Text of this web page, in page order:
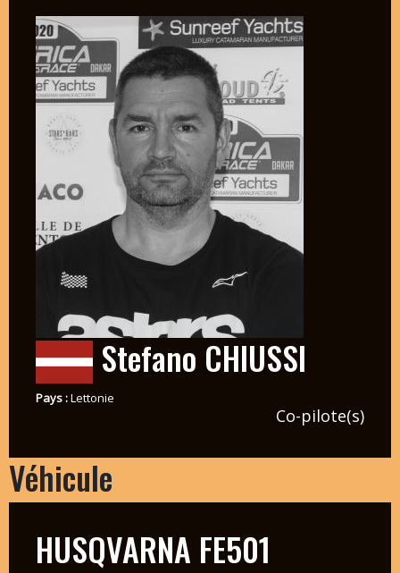
Stefano CHIUSSI
Pays :Lettonie
Co-pilote(s)
Véhicule
HUSQVARNA FE501